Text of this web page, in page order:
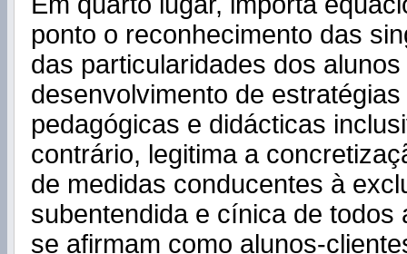
ponto o reconhecimento das
das particularidades dos
desenvolvimento de
pedagógicas e didácticas
contrário, legitima a
de medidas conducentes à
subentendida e cínica de todos
se afirmam como alunos-